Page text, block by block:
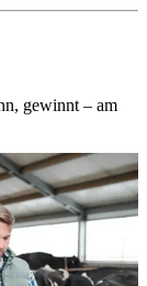
gewinnt – am